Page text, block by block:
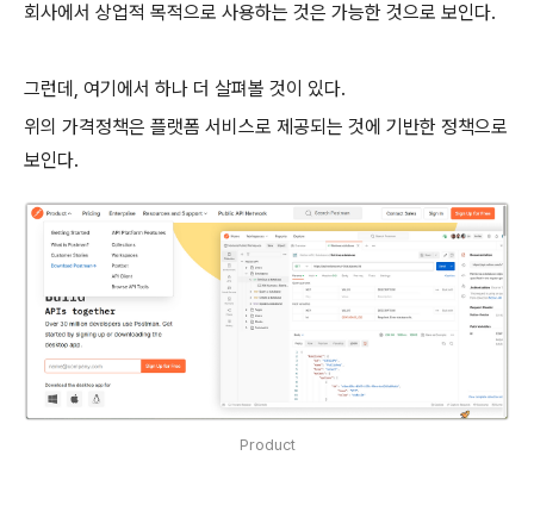
회사에서 상업적 목적으로 사용하는 것은 가능한 것으로 보인다.
그런데, 여기에서 하나 더 살펴볼 것이 있다.
위의 가격정책은 플랫폼 서비스로 제공되는 것에 기반한 정책으로
보인다.
Product